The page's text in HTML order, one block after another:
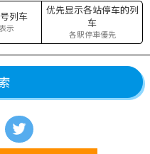
列车
示
优先显示各站停车的列
车
各駅停車優先